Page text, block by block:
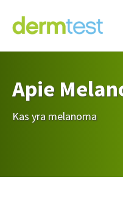
Apie
Kas yra melanoma